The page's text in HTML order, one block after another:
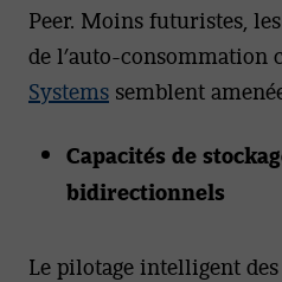
Peer. Moins futuristes,
de l’auto-consommation
Systems semblent
Capacités de
bidirectionnels
Le pilotage intelligent